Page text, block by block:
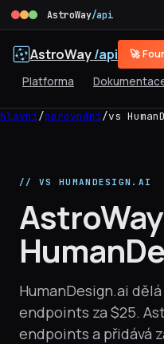
AstroWay/api
AstroWay/api
Platforma
🚀
hlavní/porovnání/vs
// VS HUMANDESIGN.AI
HumanDesign.ai
endpoints za $25.
endpoints a přidává